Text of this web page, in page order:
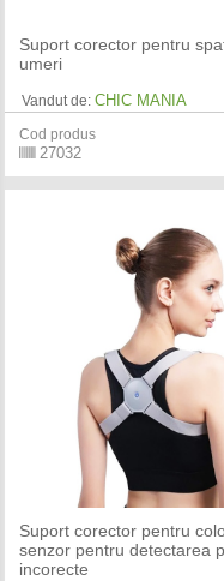
Suport corector pentru
umeri
Vandut de: CHIC MANIA
Cod produs
27032
Suport corector pentru
senzor pentru detectarea
incorecte